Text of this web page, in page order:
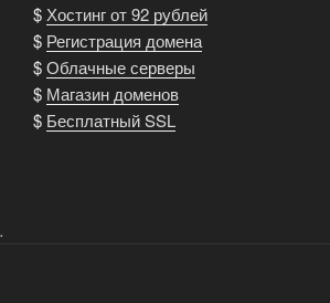
$ Хостинг от 92 рублей
$ Регистрация домена
$Облачные серверы
$ Магазин доменов
$ Бесплатный SSL
.